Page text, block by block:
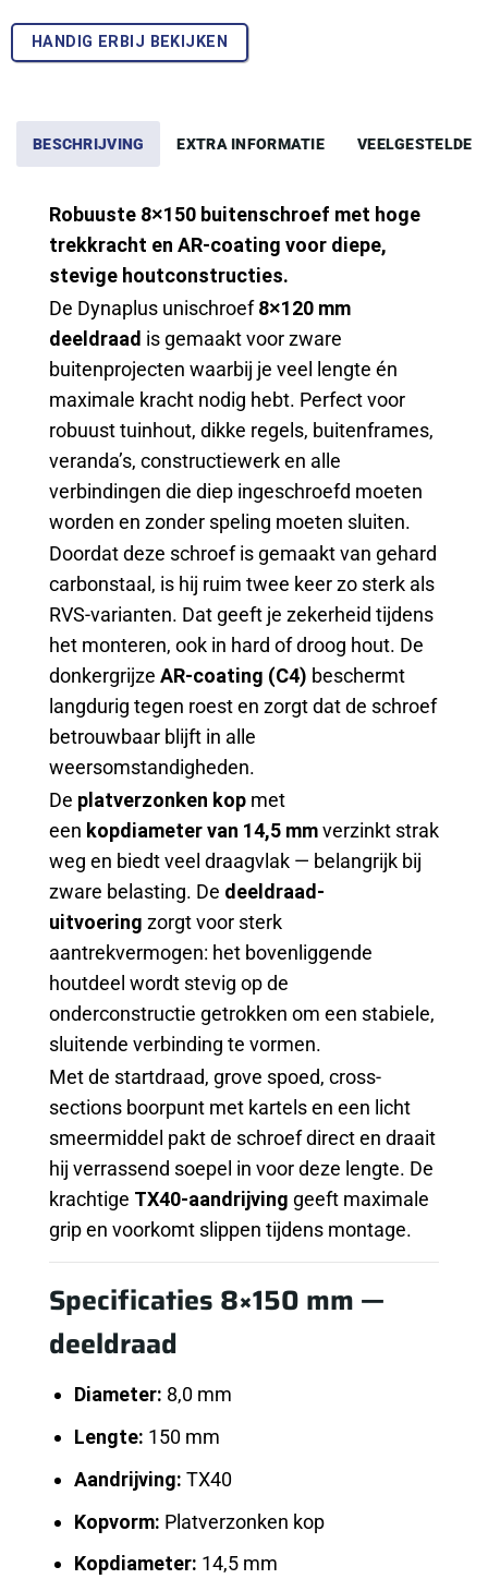
HANDIG ERBIJ BEKIJKEN
BESCHRIJVING EXTRA INFORMATIE VEELGESTELDE
Robuuste 8×150 buitenschroef met hoge
trekkracht en AR-coating voor diepe,
stevige houtconstructies.
De Dynaplus unischroef8×120 mm
deeldraad is gemaakt voor zware
buitenprojecten waarbij je veel lengte én
maximale kracht nodig hebt. Perfect voor
robuust tuinhout, dikke regels, buitenframes,
veranda’s, constructiewerk en alle
verbindingen die diep ingeschroefd moeten
worden en zonder speling moeten sluiten.
Doordat deze schroef is gemaakt van gehard
carbonstaal, is hij ruim twee keer zo sterk als
RVS-varianten. Dat geeft je zekerheid tijdens
het monteren, ook in hard of droog hout. De
donkergrijze AR-coating (C4) beschermt
langdurig tegen roest en zorgt dat de schroef
betrouwbaar blijft in alle
weersomstandigheden.
De platverzonken kop met
een kopdiameter van 14,5 mmverzinkt strak
weg en biedt veel draagvlak — belangrijk bij
zware belasting. De deeldraad-
uitvoering zorgt voor sterk
aantrekvermogen: het bovenliggende
houtdeel wordt stevig op de
onderconstructie getrokken om een stabiele,
sluitende verbinding te vormen.
Met de startdraad, grove spoed, cross-
sections boorpunt met kartels en een licht
smeermiddel pakt de schroef direct en draait
hij verrassend soepel in voor deze lengte. De
krachtige TX40-aandrijving geeft maximale
grip en voorkomt slippen tijdens montage.
Specificaties 8×150 mm —
deeldraad
Diameter: 8,0 mm
Lengte: 150 mm
Aandrijving: TX40
Kopvorm: Platverzonken kop
Kopdiameter: 14,5 mm